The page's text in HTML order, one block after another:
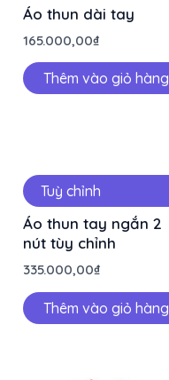
Áo thun dài tay
165.000,00₫
Thêm vào giỏ hàng
Tuỳ chỉnh
Áo thun tay ngắn 2
nút tùy chỉnh
335.000,00₫
Thêm vào giỏ hàng